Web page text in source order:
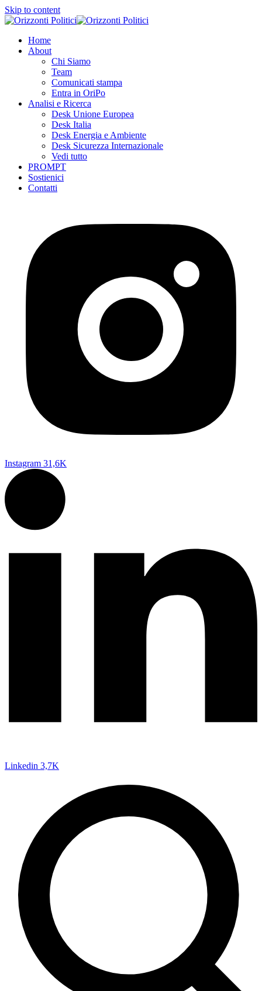
Skip to content
Home
About
Chi Siamo
Team
Comunicati stampa
Entra in OriPo
Analisi e Ricerca
Desk Unione Europea
Desk Italia
Desk Energia e Ambiente
Desk Sicurezza Internazionale
Vedi tutto
PROMPT
Sostienici
Contatti
Instagram 31,6K
Linkedin 3,7K